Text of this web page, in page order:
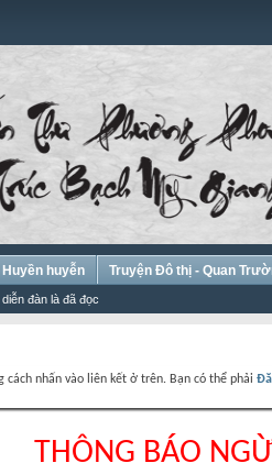
huyễn Truyện Đô thị - Quan
đàn là đã đọc
cách nhấn vào liên kết ở trên. Bạn có thể phải
THÔNG BÁO